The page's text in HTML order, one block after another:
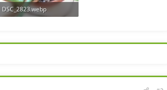
DSC_2823.webp